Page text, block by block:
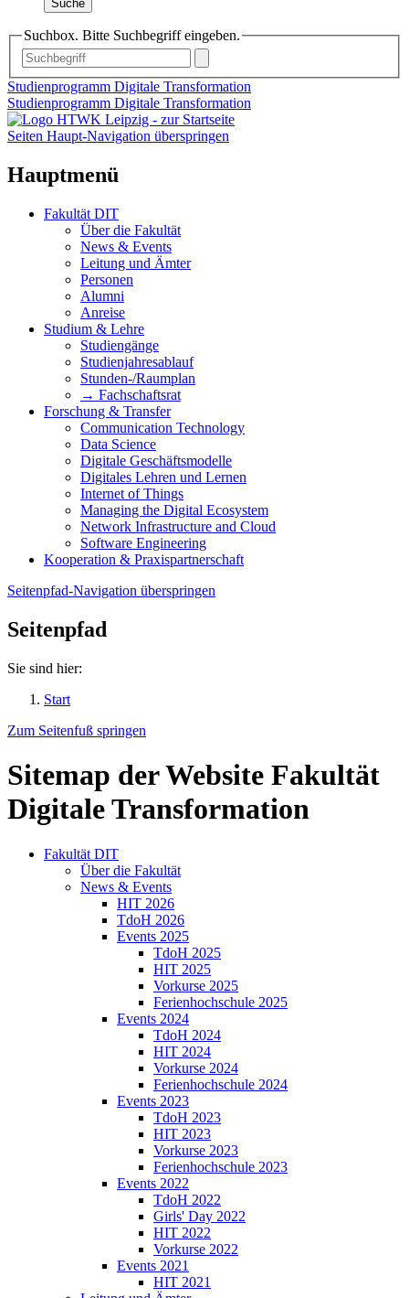
Suche
Suchbox. Bitte Suchbegriff eingeben.
Studienprogramm Digitale Transformation
Studienprogramm Digitale Transformation
Seiten Haupt-Navigation überspringen
Hauptmenü
Fakultät DIT
Über die Fakultät
News & Events
Leitung und Ämter
Personen
Alumni
Anreise
Studium & Lehre
Studiengänge
Studienjahresablauf
Stunden-/Raumplan
→ Fachschaftsrat
Forschung & Transfer
Communication Technology
Data Science
Digitale Geschäftsmodelle
Digitales Lehren und Lernen
Internet of Things
Managing the Digital Ecosystem
Network Infrastructure and Cloud
Software Engineering
Kooperation & Praxispartnerschaft
Seitenpfad-Navigation überspringen
Seitenpfad
Sie sind hier:
Start
Zum Seitenfuß springen
Sitemap der Website Fakultät
Digitale Transformation
Fakultät DIT
Über die Fakultät
News & Events
HIT 2026
TdoH 2026
Events 2025
TdoH 2025
HIT 2025
Vorkurse 2025
Ferienhochschule 2025
Events 2024
TdoH 2024
HIT 2024
Vorkurse 2024
Ferienhochschule 2024
Events 2023
TdoH 2023
HIT 2023
Vorkurse 2023
Ferienhochschule 2023
Events 2022
TdoH 2022
Girls' Day 2022
HIT 2022
Vorkurse 2022
Events 2021
HIT 2021